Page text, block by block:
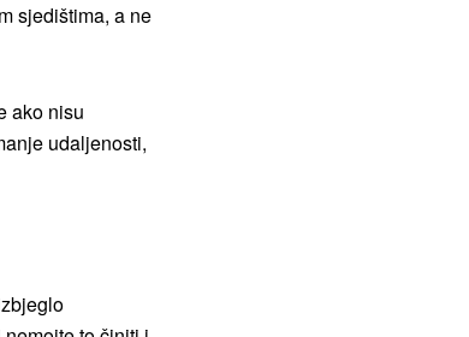
sjedištima, a ne
ako nisu
udaljenosti,